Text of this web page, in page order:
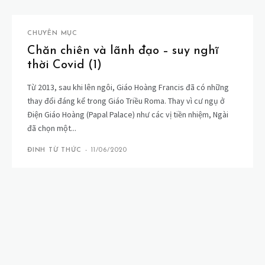
CHUYÊN MỤC
Chăn chiên và lãnh đạo – suy nghĩ
thời Covid (1)
Từ 2013, sau khi lên ngôi, Giáo Hoàng Francis đã có những
thay đổi đáng kể trong Giáo Triều Roma. Thay vì cư ngụ ở
Điện Giáo Hoàng (Papal Palace) như các vị tiền nhiệm, Ngài
đã chọn một...
ĐINH TỪ THỨC - 11/06/2020